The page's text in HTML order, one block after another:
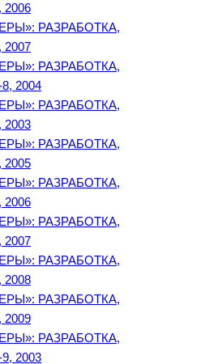
РАЗРАБОТКА,
РАЗРАБОТКА,
2004
РАЗРАБОТКА,
РАЗРАБОТКА,
РАЗРАБОТКА,
РАЗРАБОТКА,
РАЗРАБОТКА,
РАЗРАБОТКА,
РАЗРАБОТКА,
2003